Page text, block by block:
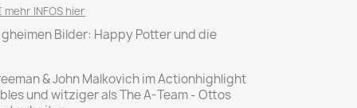
Breakout
Graceland
Metal Hammer
Der Stern
neue mode
INFOS hier
Bilder: Happy Potter und die
& John Malkovich im Actionhighlight
und witziger als The A-Team - Ottos